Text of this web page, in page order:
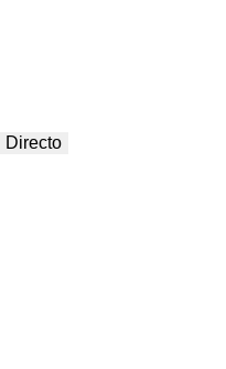
Directo